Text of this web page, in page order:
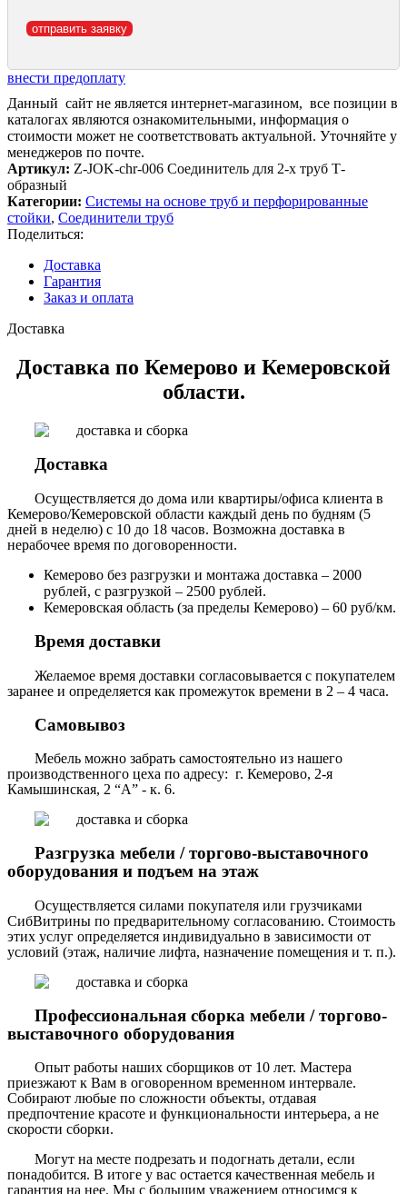
внести предоплату
Данный сайт не является интернет-магазином, все позиции в
каталогах являются ознакомительными, информация о
стоимости может не соответствовать актуальной. Уточняйте у
менеджеров по почте.
Артикул: Z-JOK-chr-006 Соединитель для 2-х труб Т-
образный
Категории: Системы на основе труб и перфорированные
стойки, Соединители труб
Поделиться:
Доставка
Гарантия
Заказ и оплата
Доставка
Доставка по Кемерово и Кемеровской
области.
Доставка
Осуществляется до дома или квартиры/офиса клиента в
Кемерово/Кемеровской области каждый день по будням (5
дней в неделю) с 10 до 18 часов. Возможна доставка в
нерабочее время по договоренности.
Кемерово без разгрузки и монтажа доставка – 2000
рублей, с разгрузкой – 2500 рублей.
Кемеровская область (за пределы Кемерово) – 60 руб/км.
Время доставки
Желаемое время доставки согласовывается с покупателем
заранее и определяется как промежуток времени в 2 – 4 часа.
Самовывоз
Мебель можно забрать самостоятельно из нашего
производственного цеха по адресу: г. Кемерово, 2-я
Камышинская, 2 “А” - к. 6.
Разгрузка мебели / торгово-выставочного
оборудования и подъем на этаж
Осуществляется силами покупателя или грузчиками
СибВитрины по предварительному согласованию. Стоимость
этих услуг определяется индивидуально в зависимости от
условий (этаж, наличие лифта, назначение помещения и т. п.).
Профессиональная сборка мебели / торгово-
выставочного оборудования
Опыт работы наших сборщиков от 10 лет. Мастера
приезжают к Вам в оговоренном временном интервале.
Собирают любые по сложности объекты, отдавая
предпочтение красоте и функциональности интерьера, а не
скорости сборки.
Могут на месте подрезать и подогнать детали, если
понадобится. В итоге у вас остается качественная мебель и
гарантия на нее. Мы с большим уважением относимся к